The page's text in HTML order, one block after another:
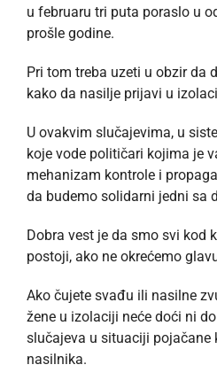
u februaru tri puta poraslo u
prošle godine.
Pri tom treba uzeti u obzir da
kako da nasilje prijavi u
U ovakvim slučajevima, u
koje vode političari kojima je
mehanizam kontrole i
da budemo solidarni jedni sa
Dobra vest je da smo svi kod
postoji, ako ne okrećemo
Ako čujete svađu ili nasilne
žene u izolaciji neće doći ni
slučajeva u situaciji pojačane
nasilnika.